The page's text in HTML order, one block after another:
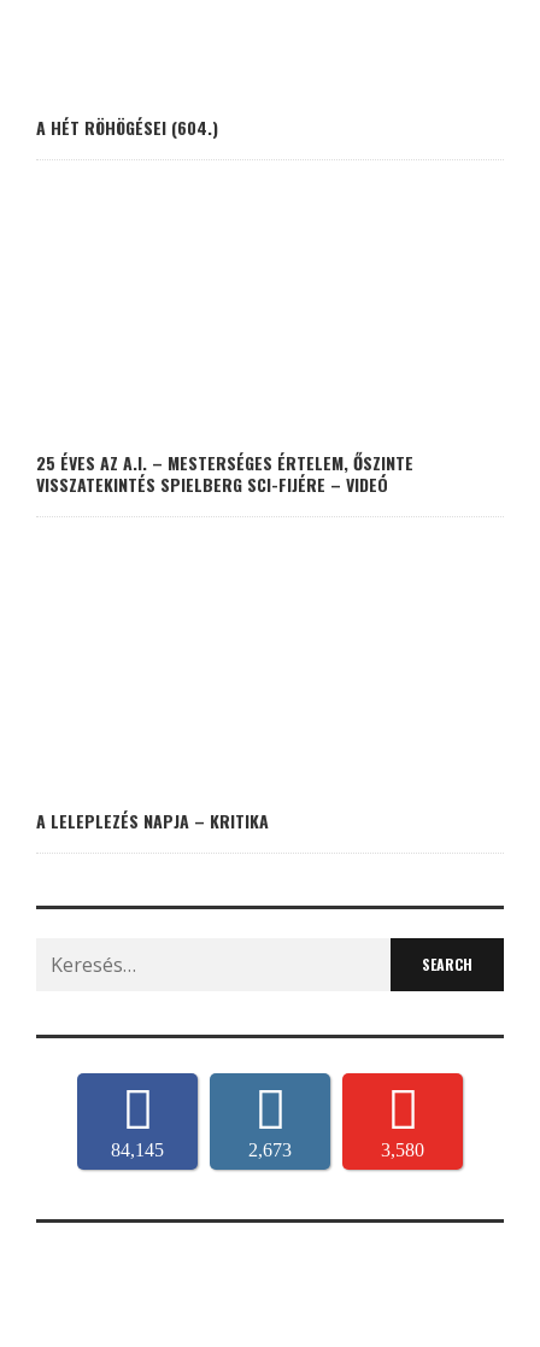
A HÉT RÖHÖGÉSEI (604.)
25 ÉVES AZ A.I. – MESTERSÉGES ÉRTELEM, ŐSZINTE
VISSZATEKINTÉS SPIELBERG SCI-FIJÉRE – VIDEÓ
A LELEPLEZÉS NAPJA – KRITIKA
Search
for:
84,145 2,673 3,580